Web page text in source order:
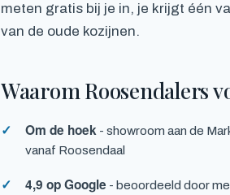
meten gratis bij je in, je krijgt één
van de oude kozijnen.
Waarom Roosendalers
Om de hoek - showroom aan de
vanaf Roosendaal
4,9 op Google - beoordeeld door